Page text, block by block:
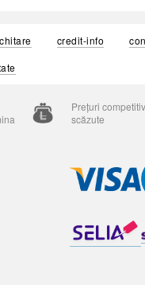
credit-info
Prețuri
scăzute